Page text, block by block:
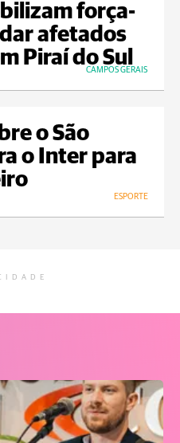
força-
afetados
Piraí do Sul
CAMPOS GERAIS
o São
o Inter para
ESPORTE